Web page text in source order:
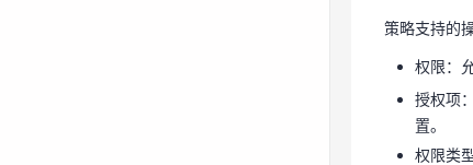
权限
实例列表
策略支持的
权限：
授权项
置。
权限类